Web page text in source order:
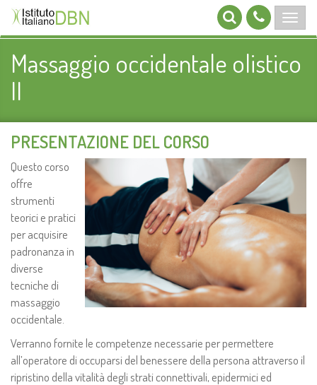
Massaggio occidentale olistico
II
PRESENTAZIONE DEL CORSO
Questo corso
offre
strumenti
teorici e pratici
per acquisire
padronanza in
diverse
tecniche di
massaggio
occidentale.
Verranno fornite le competenze necessarie per permettere
all’operatore di occuparsi del benessere della persona attraverso il
ripristino della vitalità degli strati connettivali, epidermici ed